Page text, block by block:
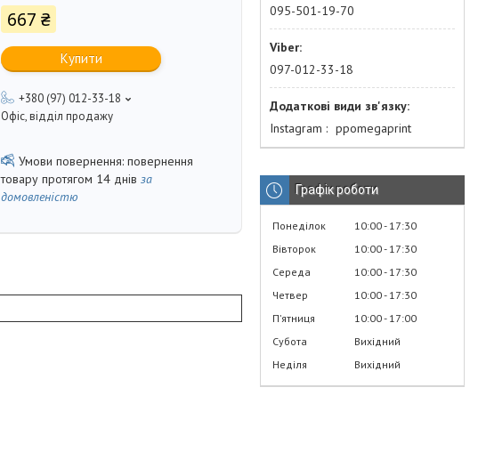
667 ₴
Купити
+380 (97) 012-33-18
Офіс, відділ продажу
повернення
товару протягом 14 днів за
домовленістю
095-501-19-70
097-012-33-18
Instagram ppomegaprint
Графік роботи
Понеділок 10:00 17:30
Вівторок
10:00 17:30
Середа
10:00 17:30
Четвер
10:00 17:30
Пʼятниця
10:00 17:00
Субота
Вихідний
Неділя
Вихідний